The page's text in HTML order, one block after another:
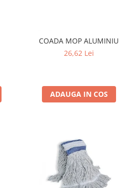
COADA MOP ALUMINIU
26,62 Lei
ADAUGA IN COS